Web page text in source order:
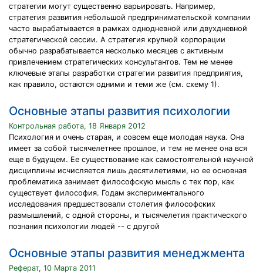
стратегии могут существенно варьировать. Например,
стратегия развития небольшой предпринимательской компании
часто вырабатывается в рамках однодневной или двухдневной
стратегической сессии. А стратегия крупной корпорации
обычно разрабатывается несколько месяцев с активным
привлечением стратегических консультантов. Тем не менее
ключевые этапы разработки стратегии развития предприятия,
как правило, остаются одними и теми же (см. схему 1).
Основные этапы развития психологии
Контрольная работа, 18 Января 2012
Психология и очень старая, и совсем еще молодая наука. Она
имеет за собой тысячелетнее прошлое, и тем не менее она вся
еще в будущем. Ее существование как самостоятельной научной
дисциплины исчисляется лишь десятилетиями, но ее основная
проблематика занимает философскую мысль с тех пор, как
существует философия. Годам экспериментального
исследования предшествовали столетия философских
размышлений, с одной стороны, и тысячелетия практического
познания психологии людей -- с другой
Основные этапы развития менеджмента
Реферат, 10 Марта 2011